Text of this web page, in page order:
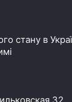
стану в